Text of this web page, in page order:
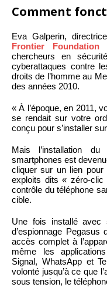
Comment
Eva Galperin,
Frontier Foundation
chercheurs en
cyberattaques contre
droits de l’homme au
des années 2010.
« À l’époque, en 2011,
se rendait sur votre
conçu pour s’installer
Mais l’installation
smartphones est
cliquer sur un lien pour
exploits dits « zéro-
contrôle du téléphone
cible.
Une fois installé avec
d’espionnage
accès complet à
même les
Signal, WhatsApp et
volonté jusqu’à ce que
sous tension, le